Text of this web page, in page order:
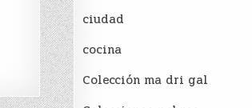
ciudad
cocina
Colección ma dri gal